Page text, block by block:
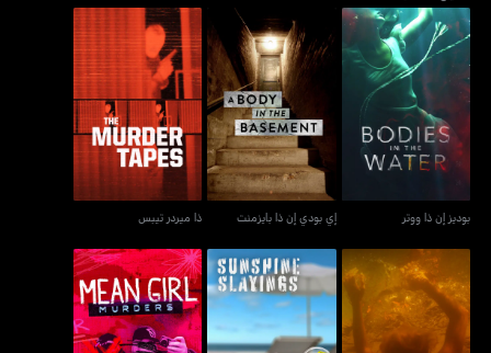
بوديز إن ذا ووتر
بوديز إن ذا ووتر
إي بودي إن ذا بايزمنت
إي بودي إن ذا بايزمنت
ذا ميردر تيبس
ذا ميردر تيبس
سوامب ميردرز سانشاين سلاينغس مين غيرل ميردرز